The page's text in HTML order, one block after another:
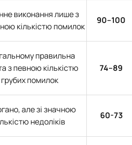
виконання лише з
кількістю помилок
90–100
правильна
з певною кількістю
грубих помилок
74–89
але зі значною
недоліків
60-73